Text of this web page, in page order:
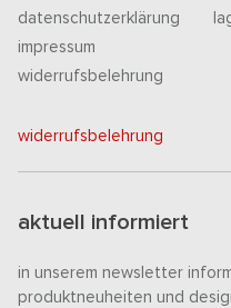
datenschutzerklärung
impressum
widerrufsbelehrung
widerrufsbelehrung
aktuell informiert
in unserem newsletter
produktneuheiten und